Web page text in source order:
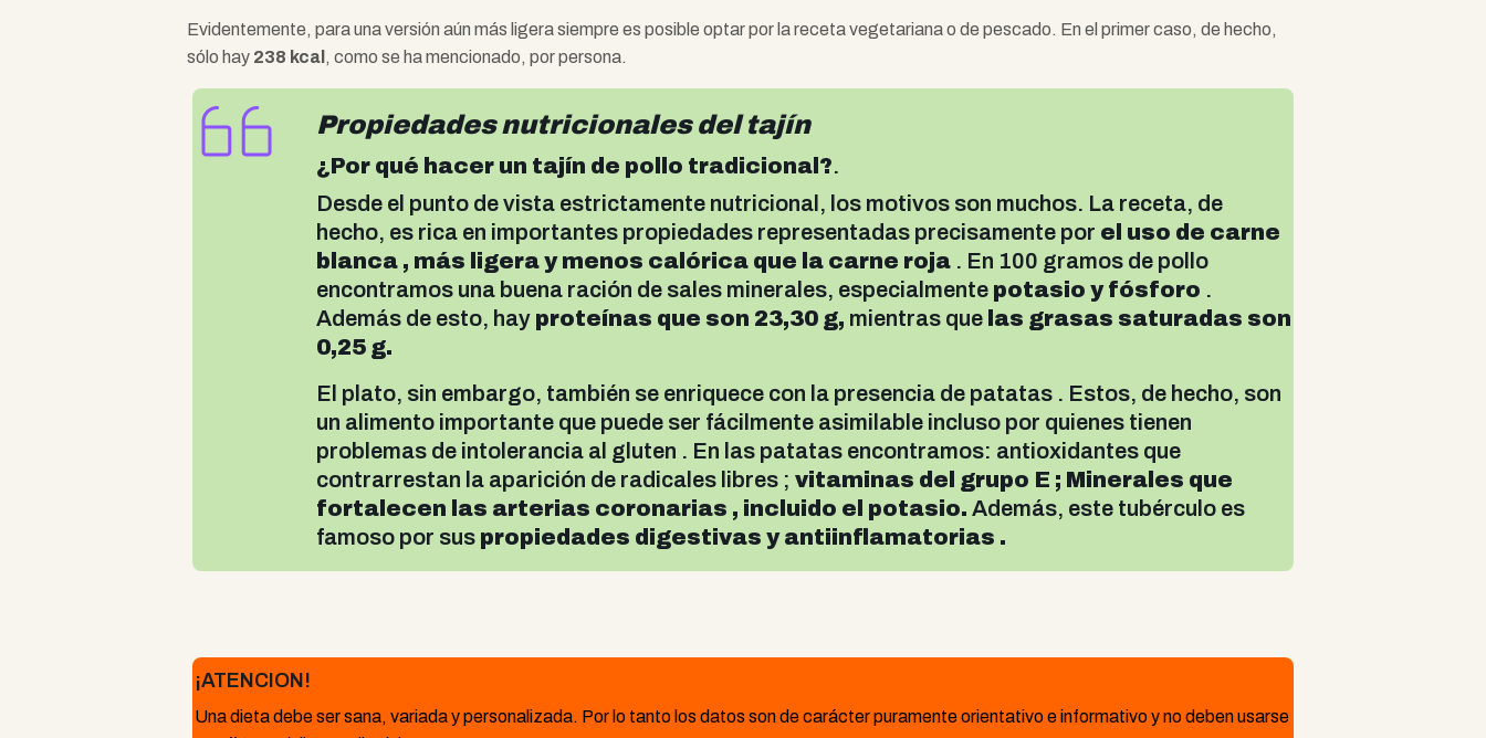
Evidentemente, para una versión aún más ligera siempre es posible optar por la receta vegetariana o de pescado. En el primer caso, de hecho,
sólo hay 238 kcal , como se ha mencionado, por persona.
Propiedades nutricionales del tajín
¿Por qué hacer un tajín de pollo tradicional?.
Desde el punto de vista estrictamente nutricional, los motivos son muchos. La receta, de
hecho, es rica en importantes propiedades representadas precisamente por el uso de carne
blanca , más ligera y menos calórica que la carne roja . En 100 gramos de pollo
encontramos una buena ración de sales minerales, especialmente potasio y fósforo .
Además de esto, hay proteínas que son 23,30 g, mientras que las grasas saturadas son
0,25 g.
El plato, sin embargo, también se enriquece con la presencia de patatas . Estos, de hecho, son
un alimento importante que puede ser fácilmente asimilable incluso por quienes tienen
problemas de intolerancia al gluten . En las patatas encontramos: antioxidantes que
contrarrestan la aparición de radicales libres ; vitaminas del grupo E ; Minerales que
fortalecen las arterias coronarias , incluido el potasio. Además, este tubérculo es
famoso por sus propiedades digestivas y antiinflamatorias .
¡ATENCION!
Una dieta debe ser sana, variada y personalizada. Por lo tanto los datos son de carácter puramente orientativo e informativo y no deben usarse